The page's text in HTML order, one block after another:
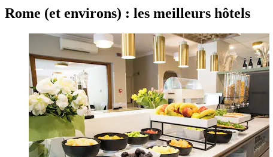
Rome (et environs) : les meilleurs hôtels